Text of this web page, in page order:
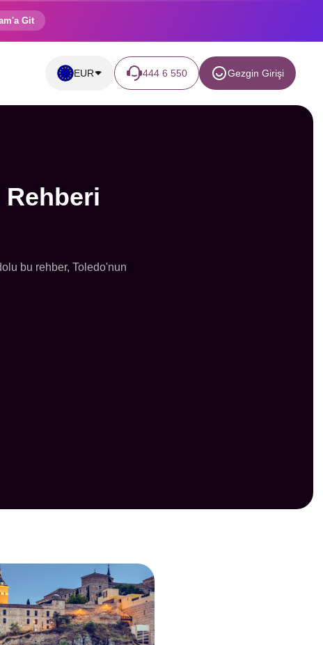
Git
EUR 444 6 550 Gezgin Girişi
Rehberi
bu rehber, Toledo'nun